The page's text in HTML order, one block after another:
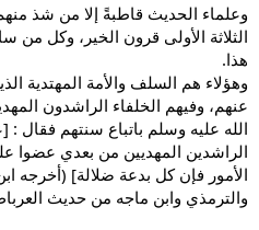
وعلماء الحديث قاطبةً إلا من شذ
الثلاثة الأولى قرون الخير، وكل من
هذا.
وهؤلاء هم السلف والأمة المهتدية
عنهم، وفيهم الخلفاء الراشدون
الله عليه وسلم باتباع سنتهم فقال
الراشدين المهديين من بعدي عضوا
الأمور فإن كل بدعة ضلالة] (أخرجه
والترمذي وابن ماجه من حديث